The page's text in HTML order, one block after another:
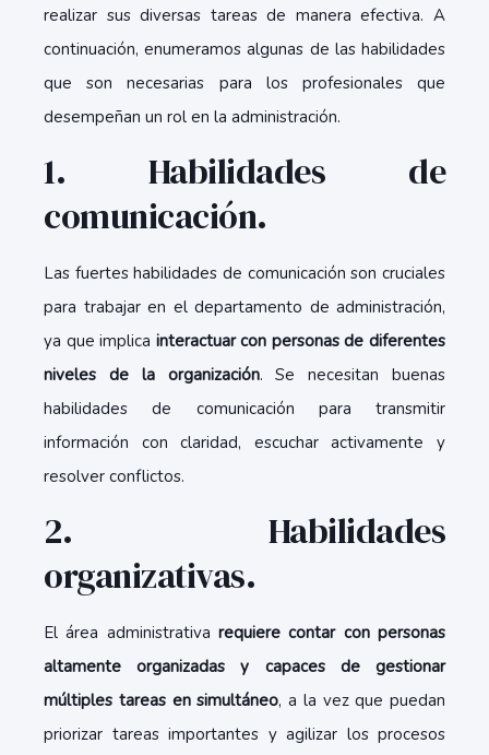
realizar sus diversas tareas de manera efectiva. A
continuación, enumeramos algunas de las habilidades
que son necesarias para los profesionales que
desempeñan un rol en la administración.
1. Habilidades de
comunicación.
Las fuertes habilidades de comunicación son cruciales
para trabajar en el departamento de administración,
ya que implica interactuar con personas de diferentes
niveles de la organización. Se necesitan buenas
habilidades de comunicación para transmitir
información con claridad, escuchar activamente y
resolver conflictos.
2. Habilidades
organizativas.
El área administrativa requiere contar con personas
altamente organizadas y capaces de gestionar
múltiples tareas en simultáneo, a la vez que puedan
priorizar tareas importantes y agilizar los procesos